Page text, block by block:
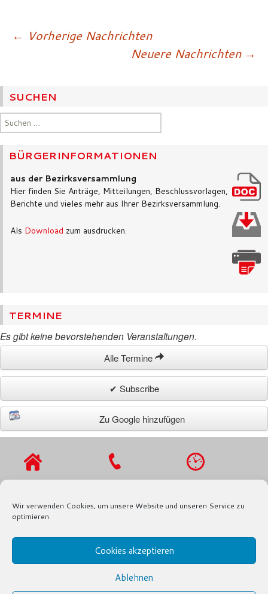
Wir verwenden Cookies, um unsere Website und unseren Service zu
optimieren.
Cookies akzeptieren
Ablehnen
← Vorherige Nachrichten
Neuere Nachrichten →
SUCHEN
Suchen
nach:
BÜRGERINFORMATIONEN
aus der Bezirksversammlung
Hier finden Sie Anträge, Mitteilungen, Beschlussvorlagen,
Berichte und vieles mehr aus Ihrer Bezirksversammlung.
Als Download zum ausdrucken.
TERMINE
Es gibt keine bevorstehenden Veranstaltungen.
Alle Termine
✔ Subscribe
Zu Google hinzufügen
21029
INFO@SPD-FRAKTION-BERGEDORF.DE
© SPD-FRAKTION BERGEDORF